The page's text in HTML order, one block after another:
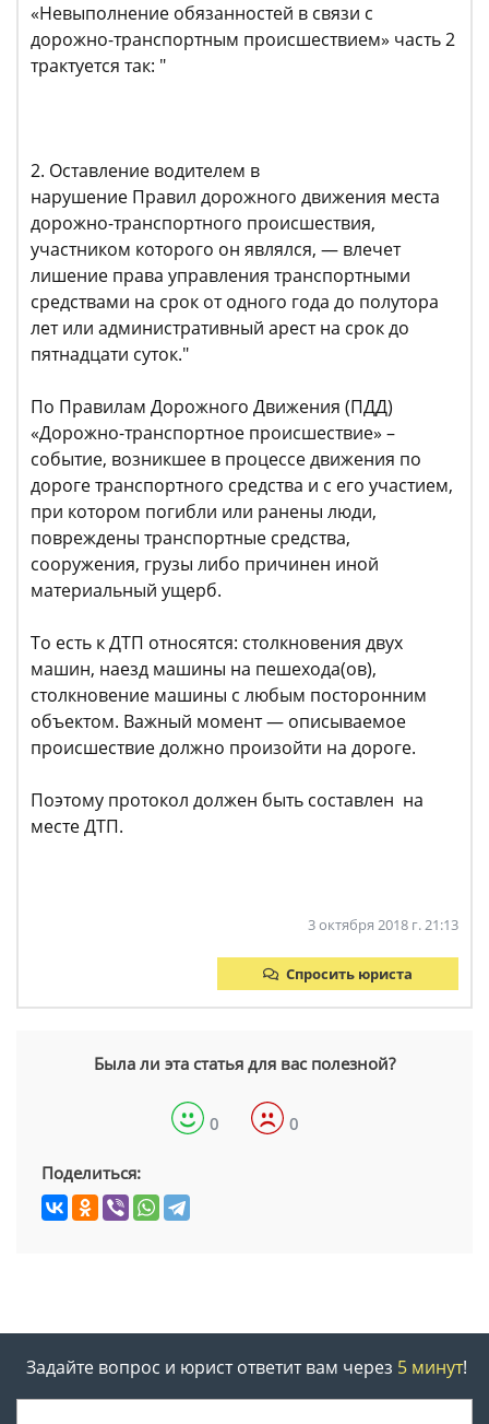
«Невыполнение обязанностей в связи с
дорожно-транспортным происшествием» часть 2
трактуется так: "
2. Оставление водителем в
нарушение Правил дорожного движения места
дорожно-транспортного происшествия,
участником которого он являлся, — влечет
лишение права управления транспортными
средствами на срок от одного года до полутора
лет или административный арест на срок до
пятнадцати суток."
По Правилам Дорожного Движения (ПДД)
«Дорожно-транспортное происшествие» –
событие, возникшее в процессе движения по
дороге транспортного средства и с его участием,
при котором погибли или ранены люди,
повреждены транспортные средства,
сооружения, грузы либо причинен иной
материальный ущерб.
То есть к ДТП относятся: столкновения двух
машин, наезд машины на пешехода(ов),
столкновение машины с любым посторонним
объектом. Важный момент — описываемое
происшествие должно произойти на дороге.
Поэтому протокол должен быть составлен на
месте ДТП.
3 октября 2018 г. 21:13
Спросить юриста
Была ли эта статья для вас полезной?
0 0
Поделиться:
Задайте вопрос и юрист ответит вам через 5 минут!